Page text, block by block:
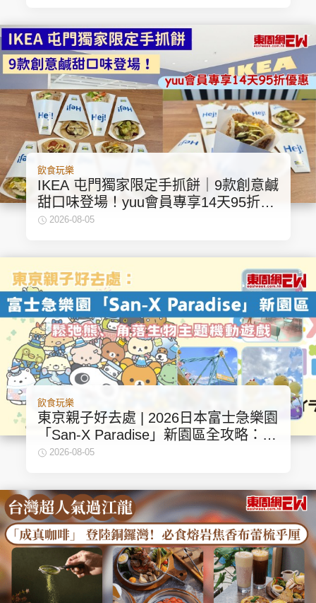
親子王 Oh!爸媽 JobMarket
頭條搵工 EDUPLUS
關於我們
聯絡我們
隱私政策聲明
使用條款
版權及免責聲明
Copyright © 東周網 版權所有 . 不得轉載
©Eastweek.com.hk. All rights reserved.
飲食玩樂
IKEA 屯門獨家限定手抓餅｜9款創意鹹
甜口味登場！yuu會員專享14天95折優
惠2026-08-05
飲食玩樂
東京親子好去處 | 2026日本富士急樂園
「San-X Paradise」新園區全攻略：鬆
弛熊、角落生物主題
2026-08-05